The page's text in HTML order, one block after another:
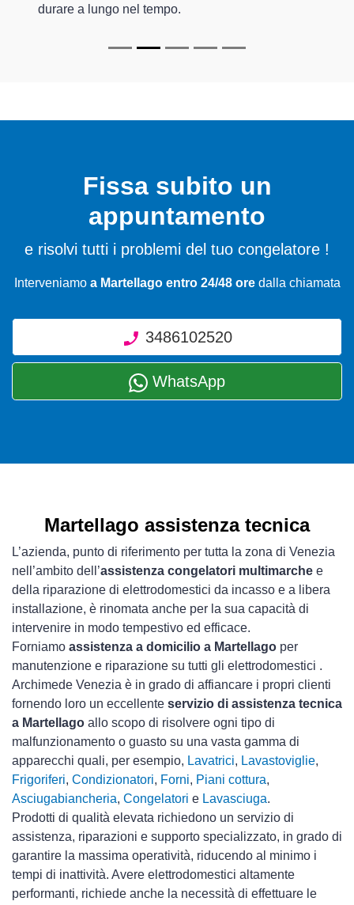
durare a lungo nel tempo.
Fissa subito un
appuntamento
e risolvi tutti i problemi del tuo congelatore !
Interveniamo a Martellago entro 24/48 oredalla chiamata
3486102520
WhatsApp
Martellago assistenza tecnica
L’azienda, punto di riferimento per tutta la zona di Venezia
nell’ambito dell’assistenza congelatori multimarche e
della riparazione di elettrodomestici da incasso e a libera
installazione, è rinomata anche per la sua capacità di
intervenire in modo tempestivo ed efficace.
Forniamo assistenza a domicilio a Martellago per
manutenzione e riparazione su tutti gli elettrodomestici .
Archimede Venezia è in grado di affiancare i propri clienti
fornendo loro un eccellente servizio di assistenza tecnica
a Martellago allo scopo di risolvere ogni tipo di
malfunzionamento o guasto su una vasta gamma di
apparecchi quali, per esempio, Lavatrici, Lavastoviglie,
Frigoriferi, Condizionatori, Forni, Piani cottura,
Asciugabiancheria, Congelatori e Lavasciuga.
Prodotti di qualità elevata richiedono un servizio di
assistenza, riparazioni e supporto specializzato, in grado di
garantire la massima operatività, riducendo al minimo i
tempi di inattività. Avere elettrodomestici altamente
performanti, richiede anche la necessità di effettuare le